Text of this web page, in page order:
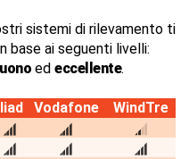
sistemi di rilevamento ti
base ai seguenti livelli:
ed eccellente.
Iliad Vodafone
WindTre